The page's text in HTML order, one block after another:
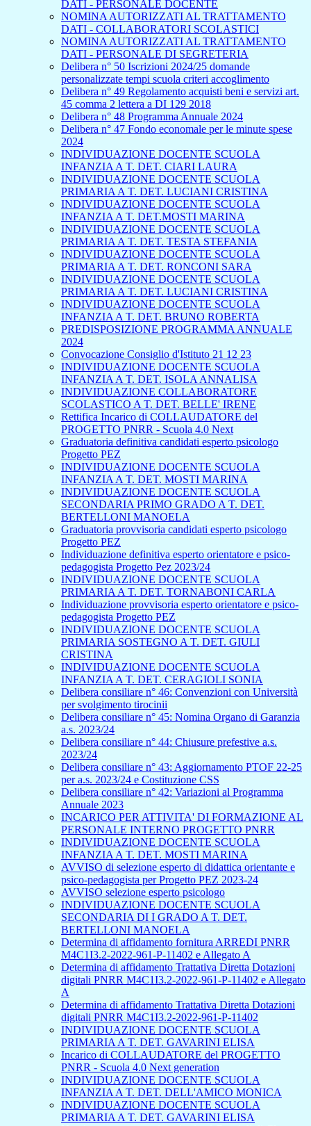
DATI - PERSONALE DOCENTE
NOMINA AUTORIZZATI AL TRATTAMENTO
DATI - COLLABORATORI SCOLASTICI
NOMINA AUTORIZZATI AL TRATTAMENTO
DATI - PERSONALE DI SEGRETERIA
Delibera n° 50 Iscrizioni 2024/25 domande
personalizzate tempi scuola criteri accoglimento
Delibera n° 49 Regolamento acquisti beni e servizi art.
45 comma 2 lettera a DI 129 2018
Delibera n° 48 Programma Annuale 2024
Delibera n° 47 Fondo economale per le minute spese
2024
INDIVIDUAZIONE DOCENTE SCUOLA
INFANZIA A T. DET. CIARI LAURA
INDIVIDUAZIONE DOCENTE SCUOLA
PRIMARIA A T. DET. LUCIANI CRISTINA
INDIVIDUAZIONE DOCENTE SCUOLA
INFANZIA A T. DET.MOSTI MARINA
INDIVIDUAZIONE DOCENTE SCUOLA
PRIMARIA A T. DET. TESTA STEFANIA
INDIVIDUAZIONE DOCENTE SCUOLA
PRIMARIA A T. DET. RONCONI SARA
INDIVIDUAZIONE DOCENTE SCUOLA
PRIMARIA A T. DET. LUCIANI CRISTINA
INDIVIDUAZIONE DOCENTE SCUOLA
INFANZIA A T. DET. BRUNO ROBERTA
PREDISPOSIZIONE PROGRAMMA ANNUALE
2024
Convocazione Consiglio d'Istituto 21 12 23
INDIVIDUAZIONE DOCENTE SCUOLA
INFANZIA A T. DET. ISOLA ANNALISA
INDIVIDUAZIONE COLLABORATORE
SCOLASTICO A T. DET. BELLE' IRENE
Rettifica Incarico di COLLAUDATORE del
PROGETTO PNRR - Scuola 4.0 Next
Graduatoria definitiva candidati esperto psicologo
Progetto PEZ
INDIVIDUAZIONE DOCENTE SCUOLA
INFANZIA A T. DET. MOSTI MARINA
INDIVIDUAZIONE DOCENTE SCUOLA
SECONDARIA PRIMO GRADO A T. DET.
BERTELLONI MANOELA
Graduatoria provvisoria candidati esperto psicologo
Progetto PEZ
Individuazione definitiva esperto orientatore e psico-
pedagogista Progetto Pez 2023/24
INDIVIDUAZIONE DOCENTE SCUOLA
PRIMARIA A T. DET. TORNABONI CARLA
Individuazione provvisoria esperto orientatore e psico-
pedagogista Progetto PEZ
INDIVIDUAZIONE DOCENTE SCUOLA
PRIMARIA SOSTEGNO A T. DET. GIULI
CRISTINA
INDIVIDUAZIONE DOCENTE SCUOLA
INFANZIA A T. DET. CERAGIOLI SONIA
Delibera consiliare n° 46: Convenzioni con Università
per svolgimento tirocinii
Delibera consiliare n° 45: Nomina Organo di Garanzia
a.s. 2023/24
Delibera consiliare n° 44: Chiusure prefestive a.s.
2023/24
Delibera consiliare n° 43: Aggiornamento PTOF 22-25
per a.s. 2023/24 e Costituzione CSS
Delibera consiliare n° 42: Variazioni al Programma
Annuale 2023
INCARICO PER ATTIVITA' DI FORMAZIONE AL
PERSONALE INTERNO PROGETTO PNRR
INDIVIDUAZIONE DOCENTE SCUOLA
INFANZIA A T. DET. MOSTI MARINA
AVVISO di selezione esperto di didattica orientante e
psico-pedagogista per Progetto PEZ 2023-24
AVVISO selezione esperto psicologo
INDIVIDUAZIONE DOCENTE SCUOLA
SECONDARIA DI I GRADO A T. DET.
BERTELLONI MANOELA
Determina di affidamento fornitura ARREDI PNRR
M4C1I3.2-2022-961-P-11402 e Allegato A
Determina di affidamento Trattativa Diretta Dotazioni
digitali PNRR M4C1I3.2-2022-961-P-11402 e Allegato
A
Determina di affidamento Trattativa Diretta Dotazioni
digitali PNRR M4C1I3.2-2022-961-P-11402
INDIVIDUAZIONE DOCENTE SCUOLA
PRIMARIA A T. DET. GAVARINI ELISA
Incarico di COLLAUDATORE del PROGETTO
PNRR - Scuola 4.0 Next generation
INDIVIDUAZIONE DOCENTE SCUOLA
INFANZIA A T. DET. DELL'AMICO MONICA
INDIVIDUAZIONE DOCENTE SCUOLA
PRIMARIA A T. DET. GAVARINI ELISA